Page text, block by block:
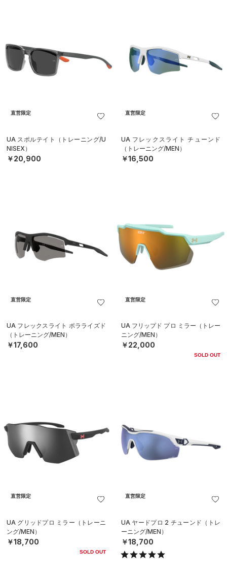
直営限定
UA スポルテイト（トレーニング/U
NISEX）
￥20,900
直営限定
UA フレックスライト チューンド
（トレーニング/MEN）
￥16,500
直営限定
UA フレックスライト ポラライズド
（トレーニング/MEN）
￥17,600
直営限定
UA フリップド プロ ミラー（トレー
ニング/MEN）
￥22,000
SOLD OUT
直営限定
UA グリッドプロ ミラー（トレーニ
ング/MEN）
￥18,700
SOLD OUT
直営限定
UA ヤードプロ 2 チューンド（トレ
ーニング/MEN）
￥18,700